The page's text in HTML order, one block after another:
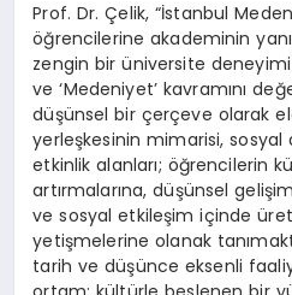
Prof. Dr. Çelik, “İstanbul
öğrencilerine akademinin
zengin bir üniversite
ve ‘Medeniyet’ kavramını
düşünsel bir çerçeve olarak
yerleşkesinin mimarisi, sosyal
etkinlik alanları; öğrencilerin
artırmalarına, düşünsel
ve sosyal etkileşim içinde
yetişmelerine olanak
tarih ve düşünce eksenli